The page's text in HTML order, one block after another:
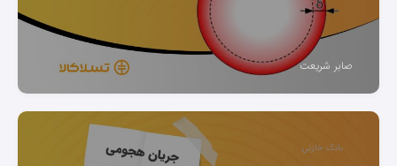
صابر شریعت
بانک خازنی